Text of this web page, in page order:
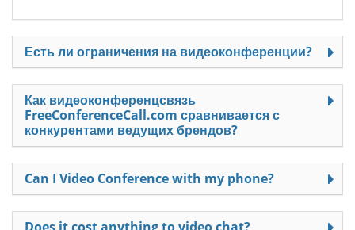
Есть ли ограничения на видеоконференции?
Как видеоконференцсвязь
FreeConferenceCall.com сравнивается с
конкурентами ведущих брендов?
Can I Video Conference with my phone?